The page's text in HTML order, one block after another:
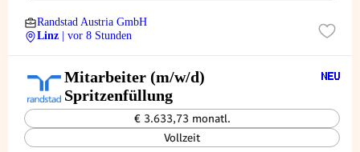
Randstad Austria GmbH
Linz
| vor 8 Stunden
Mitarbeiter (m/w/d)
Spritzenfüllung
€ 3.633,73 monatl.
Vollzeit